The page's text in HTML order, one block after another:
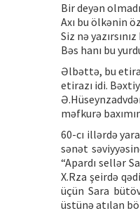
Bir deyən
Axı bu ölkənin
Siz nə
Bəs hanı bu
Əlbəttə, bu
etirazı idi.
məfkurə
60-cı illərdə
sənət
“Apardı sellər
X.Rza şeirdə
üçün Sara
üstünə atılan